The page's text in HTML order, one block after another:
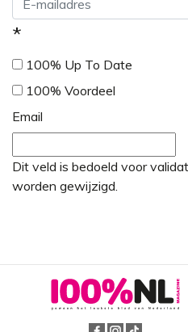
*
100% Up To Date
100% Voordeel
Email
Dit veld is bedoeld voor
worden gewijzigd.